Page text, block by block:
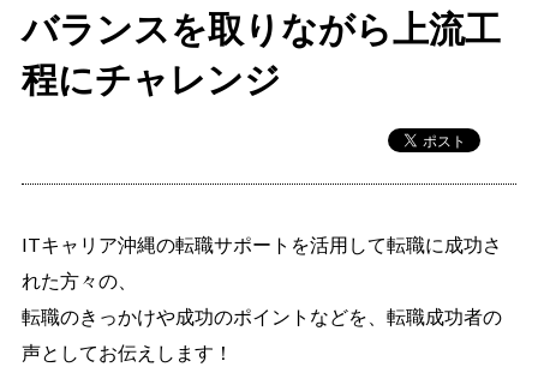
バランスを取りながら上流工
程にチャレンジ
ITキャリア沖縄の転職サポートを活用して転職に成功さ
れた方々の、
転職のきっかけや成功のポイントなどを、転職成功者の
声としてお伝えします！